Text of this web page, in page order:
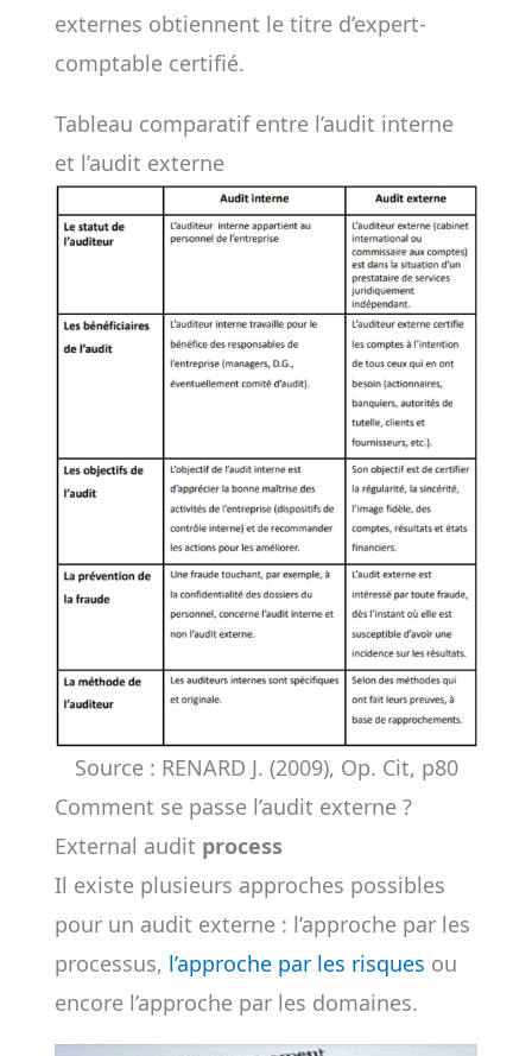
externes obtiennent le titre d’expert-
comptable certifié.
Tableau comparatif entre l’audit interne
et l’audit externe
Source : RENARD J. (2009), Op. Cit, p80
Comment se passe l’audit externe ?
External audit process
Il existe plusieurs approches possibles
pour un audit externe : l’approche par les
processus, l’approche par les risques ou
encore l’approche par les domaines.